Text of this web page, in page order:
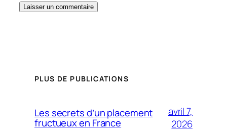
PLUS DE PUBLICATIONS
Les secrets d’un placement
fructueux en France
avril 7,
2026